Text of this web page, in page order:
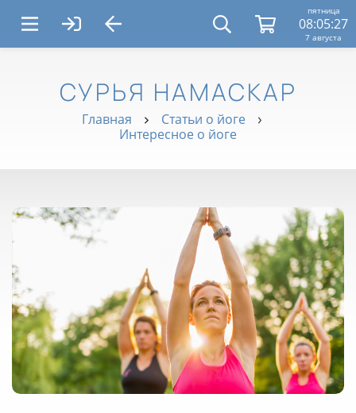
пятница
08:05:28
7 августа
СУРЬЯ НАМАСКАР
Главная
Статьи о йоге
Интересное о йоге